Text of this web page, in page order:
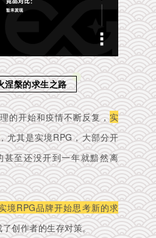
涅槃的求生之路
的开始和疫情不断反复，实
尤其是实境RPG，大部分开
至还没开到一年就黯然离
境RPG品牌开始思考新的求
创作者的生存对策。